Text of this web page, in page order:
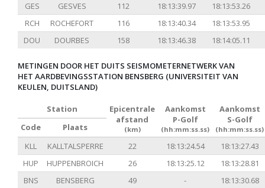
GES
GESVES 112 18:13:39.97
18:13:53.26
RCH
ROCHEFORT 116 18:13:40.34
18:13:53.95
DOU
DOURBES 158 18:13:46.38 18:14:05.11
METINGEN DOOR HET DUITS SEISMOMETERNETWERK VAN
HET AARDBEVINGSSTATION BENSBERG (UNIVERSITEIT VAN
KEULEN, DUITSLAND)
Station
Epicentrale
afstand
(km)
Aankomst
P-Golf
(hh:mm:ss.ss)
Aankomst
S-Golf
(hh:mm:ss.ss)
Code
Plaats
KLL
KALLTALSPERRE 22 18:13:24.54
18:13:27.43
HUP
HUPPENBROICH 26 18:13:25.12
18:13:28.81
BNS
BENSBERG 49 -
18:13:30.68